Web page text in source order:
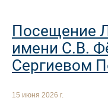
Посещение
имени С.В.
Сергиевом
15 июня 2026 г.